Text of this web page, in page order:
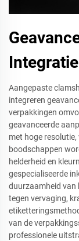
Aangepaste
integreren
verpakkingen
geavanceerde
met hoge resolutie,
boodschappen
helderheid en
gespecialiseerde
duurzaamheid van
tegen vervaging,
van de
professionele